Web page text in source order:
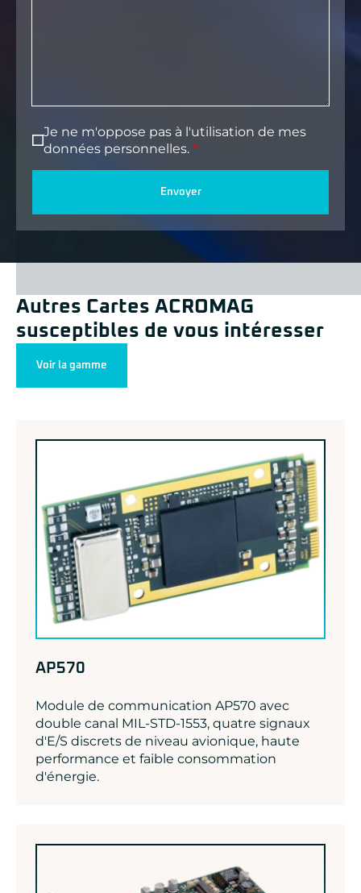
Je ne m'oppose pas à l'utilisation de mes
données personnelles.
Envoyer
Autres Cartes ACROMAG
susceptibles de vous intéresser
Voir la gamme
AP570
Module de communication AP570 avec
double canal MIL-STD-1553, quatre signaux
d'E/S discrets de niveau avionique, haute
performance et faible consommation
d'énergie.